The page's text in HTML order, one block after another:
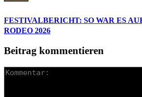
FESTIVALBERICHT: SO WAR ES
RODEO 2026
Beitrag kommentieren